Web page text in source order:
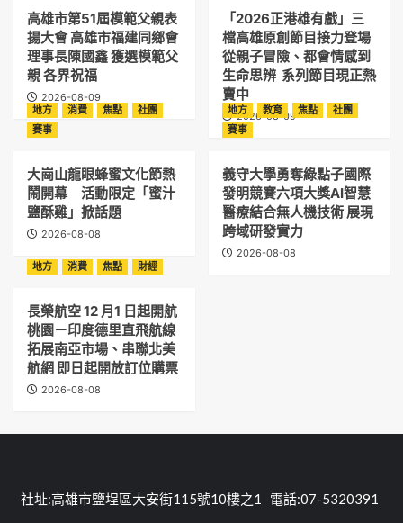
高雄市第51屆模範父親表
揚大會 高雄市福建同鄉會
理事長陳國鑫 獲選模範父
親 各界祝福
2026-08-09
「2026正港雄有戲」三
檔高雄原創節目接力登場
從親子冒險、都會情感到
生命思辨 系列節目現正熱
賣中
2026-08-09
地方 消費 焦點
社團
賽事
大崗山龍眼蜂蜜文化節熱
鬧開幕 活動限定「蜜汁
鹽酥雞」掀話題
2026-08-08
地方 教育 焦點
社團
賽事
義守大學勇奪綠點子國際
發明競賽六項大獎AI智慧
醫療結合無人機技術 展現
跨域研發實力
2026-08-08
地方
消費 焦點 財經
長榮航空 12 月1 日起開航
桃園－印度德里直飛航線
拓展南亞市場、串聯北美
航網 即日起開放訂位購票
2026-08-08
社址:高雄市鹽埕區大安街115號10樓之1 電話:07-5320391